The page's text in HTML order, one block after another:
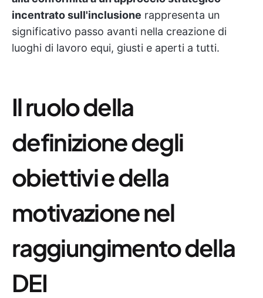
incentrato sull'inclusione rappresenta un
significativo passo avanti nella creazione di
luoghi di lavoro equi, giusti e aperti a tutti.
Il ruolo della
definizione degli
obiettivi e della
motivazione nel
raggiungimento della
DEI